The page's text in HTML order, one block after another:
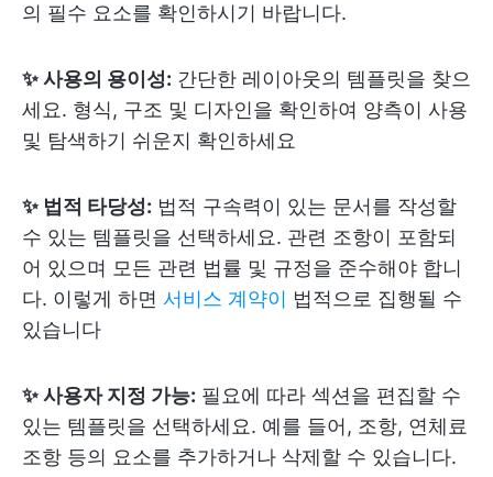
의 필수 요소를 확인하시기 바랍니다.
✨ 사용의 용이성: 간단한 레이아웃의 템플릿을 찾으
세요. 형식, 구조 및 디자인을 확인하여 양측이 사용
및 탐색하기 쉬운지 확인하세요
✨ 법적 타당성: 법적 구속력이 있는 문서를 작성할
수 있는 템플릿을 선택하세요. 관련 조항이 포함되
어 있으며 모든 관련 법률 및 규정을 준수해야 합니
다. 이렇게 하면 서비스 계약이 법적으로 집행될 수
있습니다
✨ 사용자 지정 가능: 필요에 따라 섹션을 편집할 수
있는 템플릿을 선택하세요. 예를 들어, 조항, 연체료
조항 등의 요소를 추가하거나 삭제할 수 있습니다.